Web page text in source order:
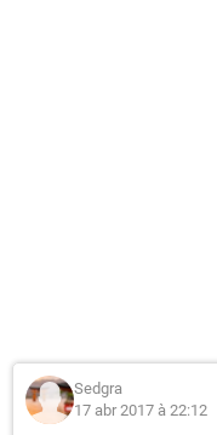
Sedgra
17 abr 2017 à 22:12